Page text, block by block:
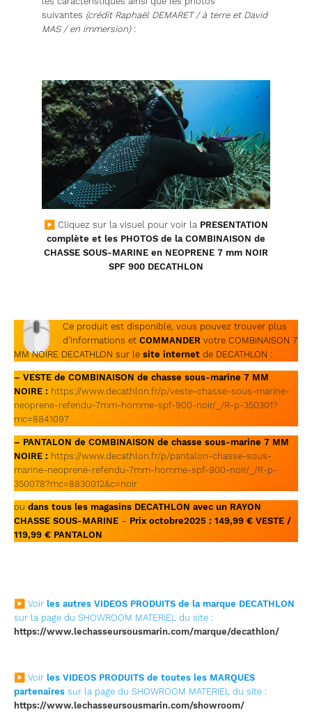
suivantes (crédit Raphaël DEMARET / à terre et David
MAS / en immersion) :
▶ Cliquez sur la visuel pour voir la PRESENTATION
complète et les PHOTOS de la COMBINAISON de
CHASSE SOUS-MARINE en NEOPRENE 7 mm NOIR
SPF 900 DECATHLON
🖱 Ce produit est disponible, vous pouvez trouver plus
d’informations etCOMMANDER votre COMBINAISON 7
MM NOIRE DECATHLON sur le site internet de DECATHLON :
– VESTE de COMBINAISON de chasse sous-marine 7 MM
NOIRE : https://www.decathlon.fr/p/veste-chasse-sous-marine-
neoprene-refendu-7mm-homme-spf-900-noir/_/R-p-350301?
mc=8841097
– PANTALON de COMBINAISON de chasse sous-marine 7 MM
NOIRE : https://www.decathlon.fr/p/pantalon-chasse-sous-
marine-neoprene-refendu-7mm-homme-spf-900-noir/_/R-p-
350078?mc=8830012&c=noir
ou dans tous les magasins DECATHLON avec un RAYON
CHASSE SOUS-MARINE – Prix octobre2025 : 149,99 € VESTE /
119,99 € PANTALON
▶ Voir les autres VIDEOS PRODUITS de la marque DECATHLON
sur la page du SHOWROOM MATERIEL du site :
https://www.lechasseursousmarin.com/marque/decathlon/
▶ Voir les VIDEOS PRODUITS de toutes les MARQUES
partenaires sur la page du SHOWROOM MATERIEL du site :
https://www.lechasseursousmarin.com/showroom/